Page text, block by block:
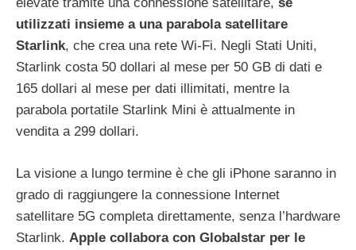
elevate tramite una connessione satellitare, se
utilizzati insieme a una parabola satellitare
Starlink, che crea una rete Wi-Fi. Negli Stati Uniti,
Starlink costa 50 dollari al mese per 50 GB di dati e
165 dollari al mese per dati illimitati, mentre la
parabola portatile Starlink Mini è attualmente in
vendita a 299 dollari.
La visione a lungo termine è che gli iPhone saranno in
grado di raggiungere la connessione Internet
satellitare 5G completa direttamente, senza l’hardware
Starlink. Apple collabora con Globalstar per le